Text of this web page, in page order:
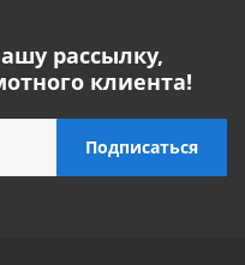
рассылку,
клиента!